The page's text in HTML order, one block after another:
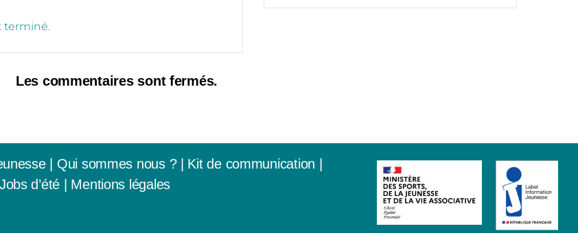
terminé.
Les commentaires sont fermés.
| Qui sommes nous ? | Kit de communication
d’été
Mentions légales